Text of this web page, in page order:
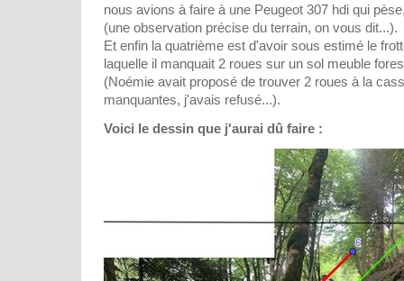
nous avions à faire à une Peugeot 307 hdi qui
(une observation précise du terrain, on vous dit...).
Et enfin la quatrième est d'avoir sous estimé le
laquelle il manquait 2 roues sur un sol meuble
(Noémie avait proposé de trouver 2 roues à la
manquantes, j'avais refusé...).
Voici le dessin que j'aurai dû faire :